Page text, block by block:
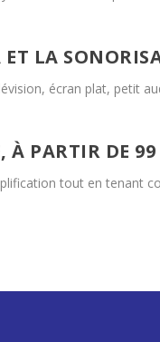
ET LA
écran plat, petit
PARTIR DE 99
tout en tenant